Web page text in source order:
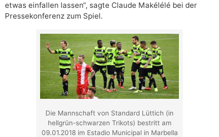
etwas einfallen lassen“, sagte Claude Makélélé bei der
Pressekonferenz zum Spiel.
Die Mannschaft von Standard Lüttich (in
hellgrün-schwarzen Trikots) bestritt am
09.01.2018 im Estadio Municipal in Marbella